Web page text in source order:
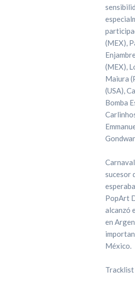
(MEX),
(MEX),
Maiura
(USA),
Bomba
sucesor
PopArt
alcanzó
en
México.
Tracklist